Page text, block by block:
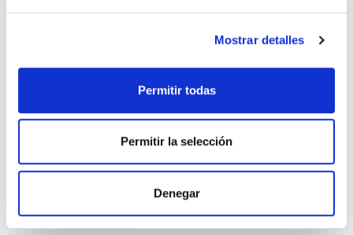
Mostrar detalles
Permitir todas
Permitir la selección
Denegar
Opiniones de clientes
0
0 opiniones
Escribe tu opinión